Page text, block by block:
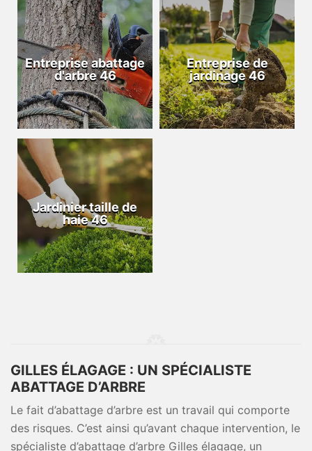
Entreprise abattage
d'arbre 46
Entreprise de
jardinage 46
Jardinier taille de
haie 46
GILLES ÉLAGAGE : UN SPÉCIALISTE
ABATTAGE D’ARBRE
Le fait d’abattage d’arbre est un travail qui comporte
des risques. C’est ainsi qu’avant chaque intervention, le
spécialiste d’abattage d’arbre Gilles élagage, un